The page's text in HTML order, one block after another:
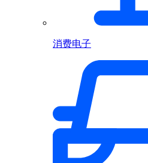
消费电子